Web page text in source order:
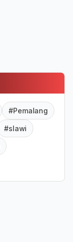
#Pemalang
#slawi